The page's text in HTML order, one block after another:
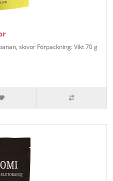
skivor Förpackning: Vikt 70 g